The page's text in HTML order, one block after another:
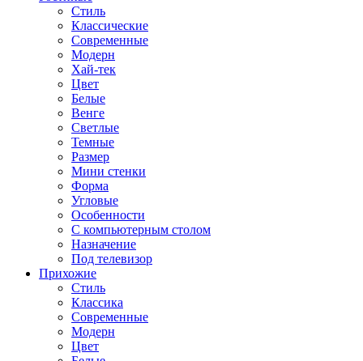
Стиль
Классические
Современные
Модерн
Хай-тек
Цвет
Белые
Венге
Светлые
Темные
Размер
Мини стенки
Форма
Угловые
Особенности
С компьютерным столом
Назначение
Под телевизор
Прихожие
Стиль
Классика
Современные
Модерн
Цвет